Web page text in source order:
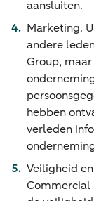
aansluiten.
Marketing.
andere
Group,
hebben
verleden
Veiligheid
Commercial